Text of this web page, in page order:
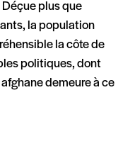
plus que
la population
la côte de
politiques, dont
demeure à ce